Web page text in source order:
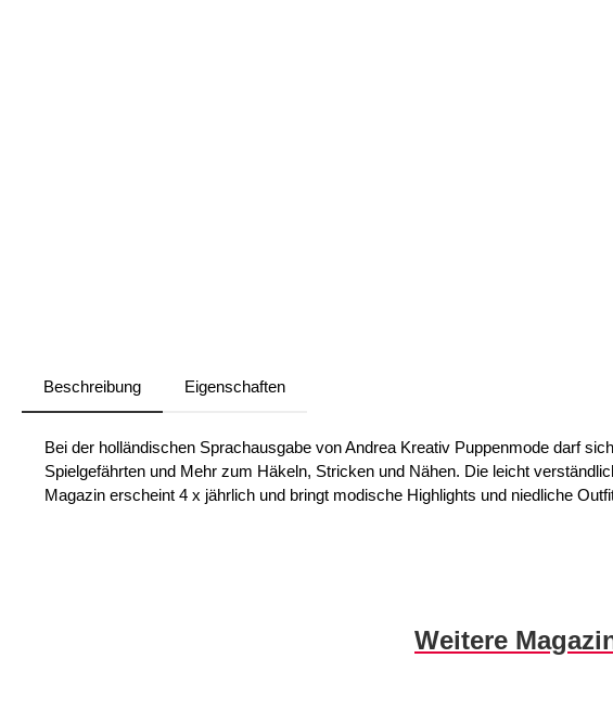
Beschreibung Eigenschaften
Bei der holländischen Sprachausgabe von Andrea Kreativ Puppenmode darf
Spielgefährten und Mehr zum Häkeln, Stricken und Nähen. Die leicht
Magazin erscheint 4 x jährlich und bringt modische Highlights und niedliche
Weitere